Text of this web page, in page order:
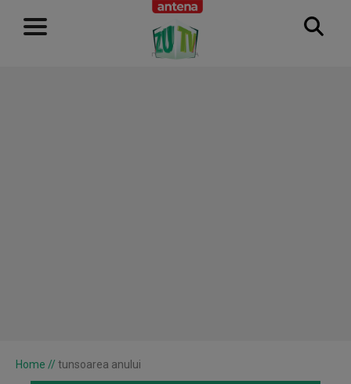
RECLAMĂ
Home // tunsoarea anului